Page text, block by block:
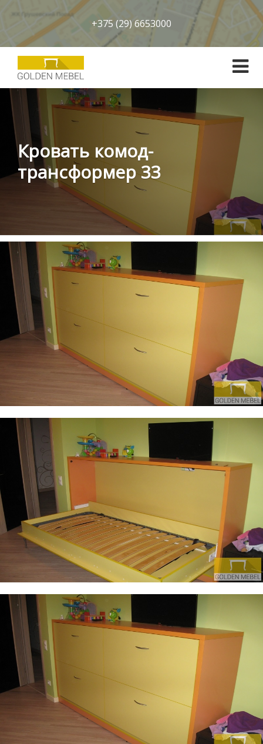
+375 (29) 6653000
Кровать комод-
трансформер 33